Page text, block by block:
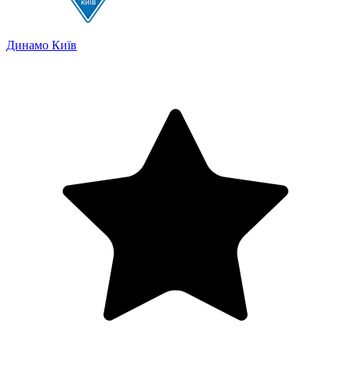
Динамо Київ